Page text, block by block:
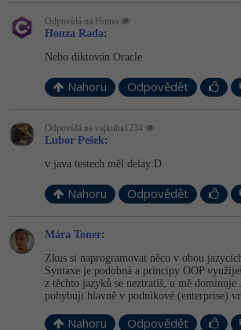
Odpovídá na Homo
Honza Rada:
Nebo diktován Oracle
Nahoru Odpovědět
Odpovídá na vajkuba1234
Lubor Pešek:
v java testech měl delay:D
Nahoru Odpovědět
Mára Toner:
Zkus si naprogramovat něco v obou
Syntaxe je podobná a principy OOP
z těchto jazyků se neztratíš, u mě dominuje
pohybuji hlavně v podnikové (enterprise)
Nahoru Odpovědět